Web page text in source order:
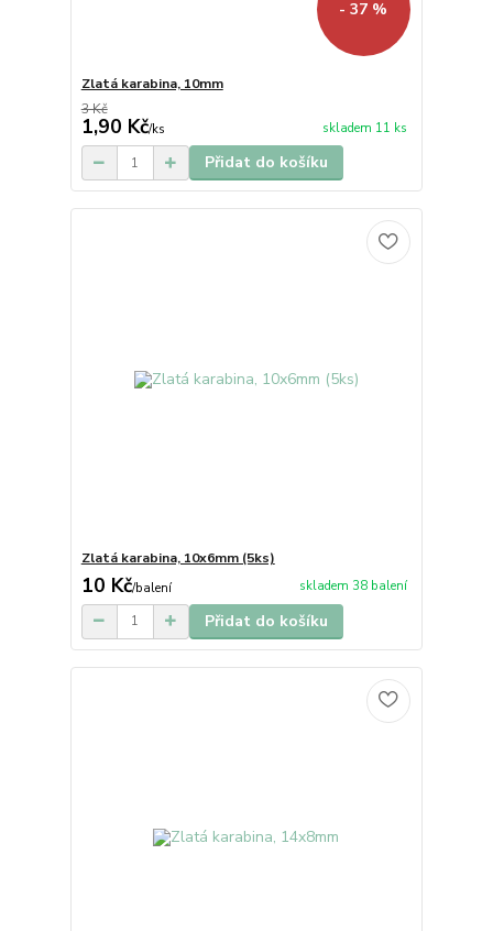
- 37 %
Zlatá karabina, 10mm
3 Kč
1,90 Kč/ks skladem 11 ks
Přidat do košíku
Zlatá karabina, 10x6mm (5ks)
10 Kč/balení skladem 38 balení
Přidat do košíku